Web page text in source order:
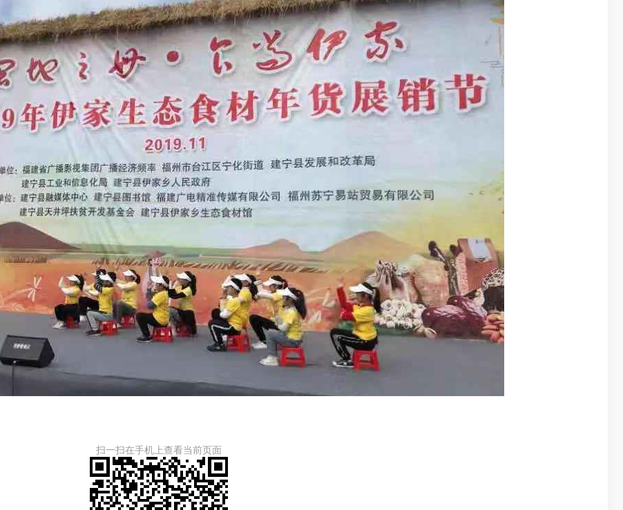
扫一扫在手机上查看当前页面